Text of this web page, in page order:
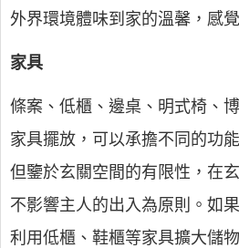
外界環境體味到家的溫馨，感
家具
條案、低櫃、邊桌、明式椅、
家具擺放，可以承擔不同的功
但鑒於玄關空間的有限性，在
不影響主人的出入為原則。如
利用低櫃、鞋櫃等家具擴大儲